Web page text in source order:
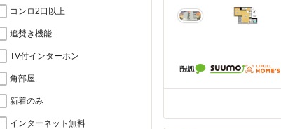
コンロ2口以上
追焚き機能
TV付インターホン
角部屋
新着のみ
インターネット無料